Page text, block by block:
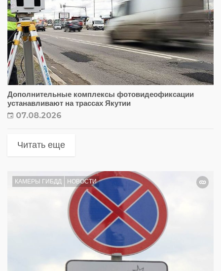
Дополнительные комплексы фотовидеофиксации
устанавливают на трассах Якутии
07.08.2026
Читать еще
КАМЕРЫ ГИБДД НОВОСТИ